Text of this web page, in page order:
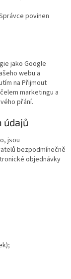
povinen
jako Google
webu a
na Přijmout
marketingu a
přání.
údajů
jsou
bezpodmínečně
objednávky